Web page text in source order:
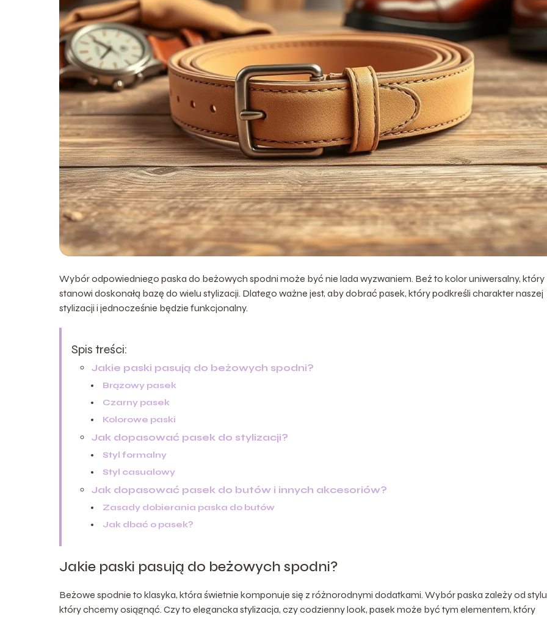
Wybór odpowiedniego paska do beżowych spodni może być nie lada wyzwaniem. Beż to kolor uniwersalny, który
stanowi doskonałą bazę do wielu stylizacji. Dlatego ważne jest, aby dobrać pasek, który podkreśli charakter naszej
stylizacji i jednocześnie będzie funkcjonalny.
Spis treści:
Jakie paski pasują do beżowych spodni?
Brązowy pasek
Czarny pasek
Kolorowe paski
Jak dopasować pasek do stylizacji?
Styl formalny
Styl casualowy
Jak dopasować pasek do butów i innych akcesoriów?
Zasady dobierania paska do butów
Jak dbać o pasek?
Jakie paski pasują do beżowych spodni?
Beżowe spodnie to klasyka, która świetnie komponuje się z różnorodnymi dodatkami. Wybór paska zależy od
który chcemy osiągnąć. Czy to elegancka stylizacja, czy codzienny look, pasek może być tym elementem, który